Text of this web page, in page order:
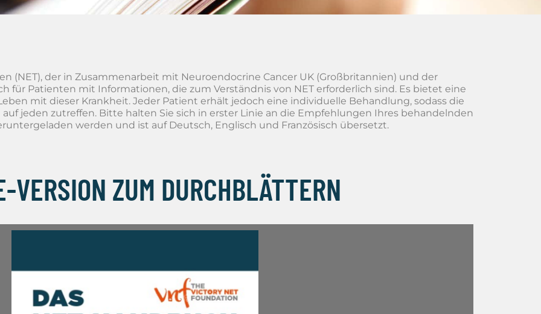
(NET), der in Zusammenarbeit mit Neuroendocrine Cancer UK (Großbritannien) und der
für Patienten mit Informationen, die zum Verständnis von NET erforderlich sind. Es bietet eine
mit dieser Krankheit. Jeder Patient erhält jedoch eine individuelle Behandlung, sodass die
jeden zutreffen. Bitte halten Sie sich in erster Linie an die Empfehlungen Ihres behandelnden
werden und ist auf Deutsch, Englisch und Französisch übersetzt.
VERSION ZUM DURCHBLÄTTERN